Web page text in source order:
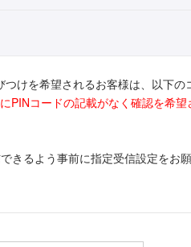
けを希望されるお客様は、以下の
PINコードの記載がなく確認を希
るよう事前に指定受信設定をお願